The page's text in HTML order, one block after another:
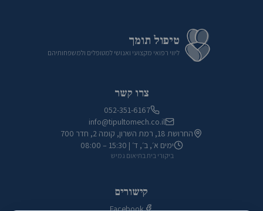
טיפול תומך
ליווי רפואי מקצועי ואנושי למטופלים ולמשפחותיהם
צרו קשר
052-351-6167
info@tipultomech.co.il
החרושת 18, רמת השרון, קומה 2, חדר 700
ימים א׳, ב׳, ד׳ |
08:00 – 15:30
ביקורי בית בתיאום גמיש
קישורים
Facebook